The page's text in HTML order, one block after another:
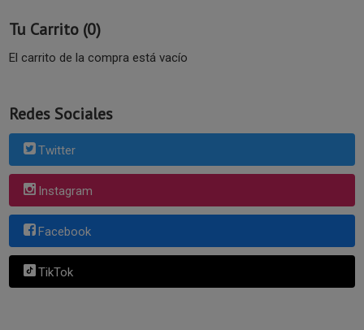
Tu Carrito (0)
El carrito de la compra está vacío
Redes Sociales
Twitter
Instagram
Facebook
TikTok